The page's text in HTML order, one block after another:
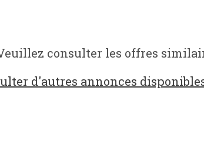
consulter les offres
d'autres annonces